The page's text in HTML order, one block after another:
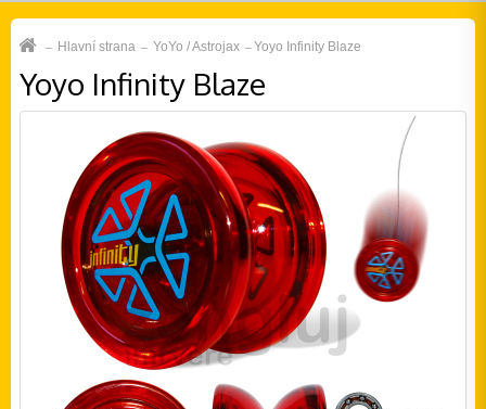
Hlavní strana YoYo / Astrojax Yoyo Infinity Blaze
Yoyo Infinity Blaze